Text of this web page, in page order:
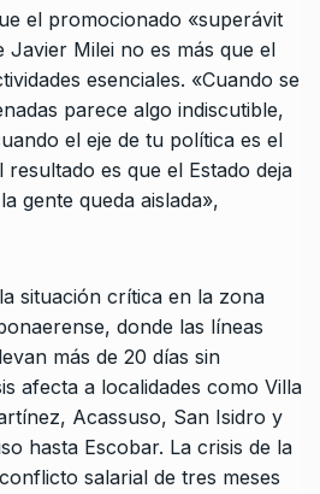
el promocionado «superávit
Javier Milei no es más que el
esenciales. «Cuando se
parece algo indiscutible,
el eje de tu política es el
es que el Estado deja
gente queda aislada»,
situación crítica en la zona
donde las líneas
más de 20 días sin
afecta a localidades como Villa
Acassuso, San Isidro y
hasta Escobar. La crisis de la
salarial de tres meses